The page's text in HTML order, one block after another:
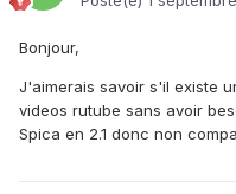
Bonjour,
J'aimerais savoir s'il existe
videos rutube sans avoir
Spica en 2.1 donc non